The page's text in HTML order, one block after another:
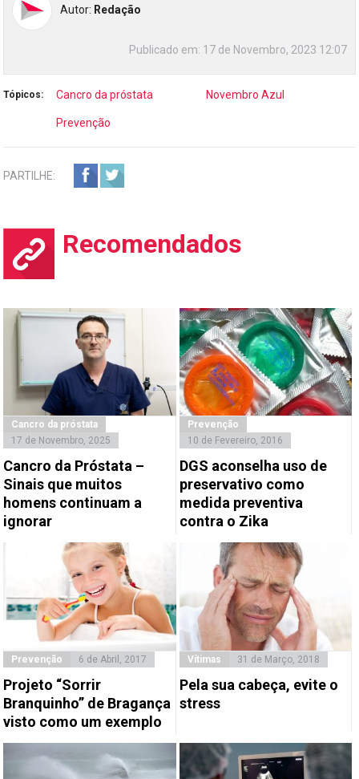
Autor: Redação
Publicado em: 17 de Novembro, 2023 12:07
Tópicos: Cancro da próstata Novembro Azul
Prevenção
PARTILHE:
Recomendados
Cancro da próstata
17 de Novembro, 2025
Cancro da Próstata –
Sinais que muitos
homens continuam a
ignorar
Prevenção
10 de Fevereiro, 2016
DGS aconselha uso de
preservativo como
medida preventiva
contra o Zika
Prevenção 6 de Abril, 2017
Projeto “Sorrir
Branquinho” de Bragança
visto como um exemplo
Vítimas 31 de Março, 2018
Pela sua cabeça, evite o
stress